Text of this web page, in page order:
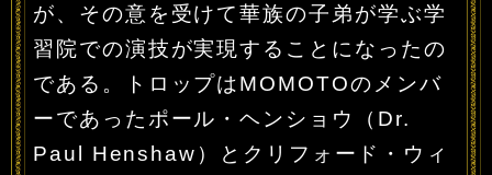
が、その意を受けて華族の子弟が学ぶ学
習院での演技が実現することになったの
である。トロップはMOMOTOのメンバ
ーであったポール・ヘンショウ（Dr.
Paul Henshaw）とクリフォード・ウィ